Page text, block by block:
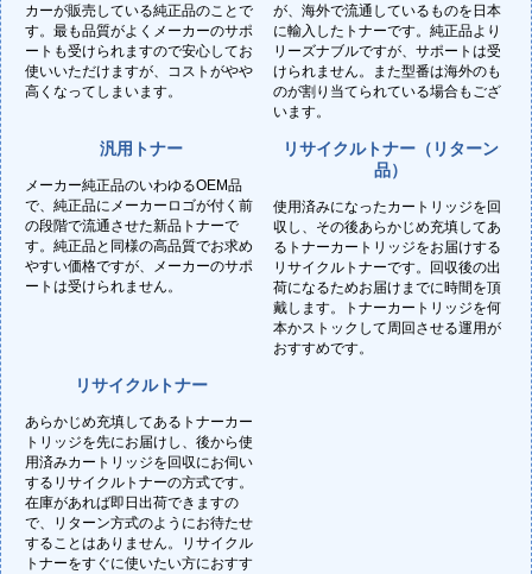
カーが販売している純正品のことで
す。最も品質がよくメーカーのサポ
ートも受けられますので安心してお
使いいただけますが、コストがやや
高くなってしまいます。
が、海外で流通しているものを日本
に輸入したトナーです。純正品より
リーズナブルですが、サポートは受
けられません。また型番は海外のも
のが割り当てられている場合もござ
います。
汎用トナー
メーカー純正品のいわゆるOEM品
で、純正品にメーカーロゴが付く前
の段階で流通させた新品トナーで
す。純正品と同様の高品質でお求め
やすい価格ですが、メーカーのサポ
ートは受けられません。
リサイクルトナー（リターン
品）
使用済みになったカートリッジを回
収し、その後あらかじめ充填してあ
るトナーカートリッジをお届けする
リサイクルトナーです。回収後の出
荷になるためお届けまでに時間を頂
戴します。トナーカートリッジを何
本かストックして周回させる運用が
おすすめです。
リサイクルトナー
あらかじめ充填してあるトナーカー
トリッジを先にお届けし、後から使
用済みカートリッジを回収にお伺い
するリサイクルトナーの方式です。
在庫があれば即日出荷できますの
で、リターン方式のようにお待たせ
することはありません。リサイクル
トナーをすぐに使いたい方におすす